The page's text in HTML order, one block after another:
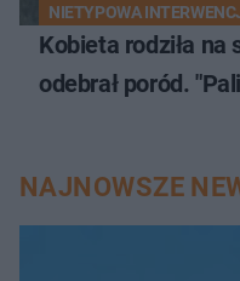
NIETYPOWA
Kobieta rodziła
odebrał poród.
NAJNOWSZE